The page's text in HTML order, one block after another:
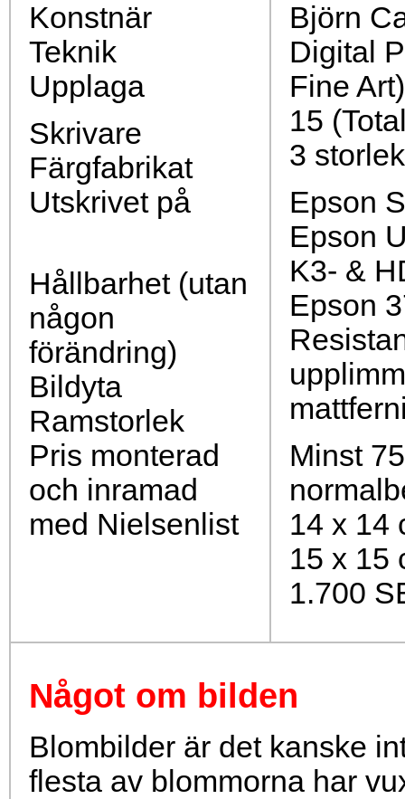
Konstnär
Teknik
Upplaga
Skrivare
Färgfabrikat
Utskrivet på
Hållbarhet (utan
någon
förändring)
Bildyta
Ramstorlek
Pris monterad
och inramad
med Nielsenlist
Björn
Digital
Fine Art)
15
3
Epson
Epson
K3- &
Epson
Minst
14 x 14
15 x 15
1.700
Något om bilden
Blombilder är det kanske
flesta av blommorna har